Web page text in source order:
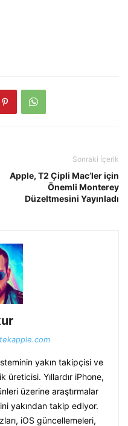
Sonraki İçerik
Apple, T2 Çipli Mac’ler için
Önemli Monterey
Düzeltmesini Yayınladı
yakın takipçisi ve
üreticisi. Yıllardır iPhone,
üzerine araştırmalar
yakından takip ediyor.
iOS güncellemeleri,